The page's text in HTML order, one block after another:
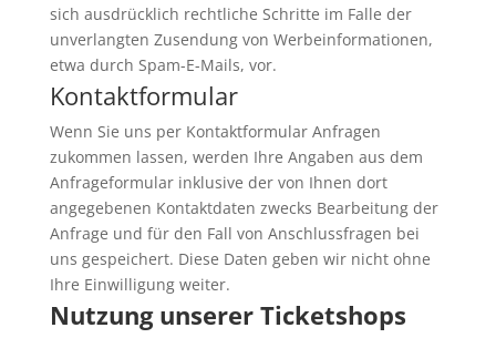
sich ausdrücklich rechtliche Schritte im Falle der
unverlangten Zusendung von Werbeinformationen,
etwa durch Spam-E-Mails, vor.
Kontaktformular
Wenn Sie uns per Kontaktformular Anfragen
zukommen lassen, werden Ihre Angaben aus dem
Anfrageformular inklusive der von Ihnen dort
angegebenen Kontaktdaten zwecks Bearbeitung der
Anfrage und für den Fall von Anschlussfragen bei
uns gespeichert. Diese Daten geben wir nicht ohne
Ihre Einwilligung weiter.
Nutzung unserer Ticketshops